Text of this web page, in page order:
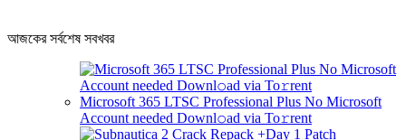
আজকের সর্বশেষ সবখবর
Microsoft 365 LTSC Professional Plus No Microsoft
Account needed Downl𝚘ad via To𝚛rent